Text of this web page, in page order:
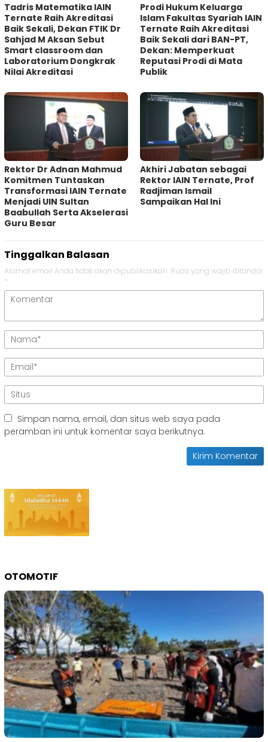
Tadris Matematika IAIN
Ternate Raih Akreditasi
Baik Sekali, Dekan FTIK Dr
Sahjad M Aksan Sebut
Smart classroom dan
Laboratorium Dongkrak
Nilai Akreditasi
Prodi Hukum Keluarga
Islam Fakultas Syariah IAIN
Ternate Raih Akreditasi
Baik Sekali dari BAN-PT,
Dekan: Memperkuat
Reputasi Prodi di Mata
Publik
Rektor Dr Adnan Mahmud
Komitmen Tuntaskan
Transformasi IAIN Ternate
Menjadi UIN Sultan
Baabullah Serta Akselerasi
Guru Besar
Akhiri Jabatan sebagai
Rektor IAIN Ternate, Prof
Radjiman Ismail
Sampaikan Hal Ini
Tinggalkan Balasan
Alamat email Anda tidak akan dipublikasikan. Ruas yang wajib ditandai
*
Simpan nama, email, dan situs web saya pada
peramban ini untuk komentar saya berikutnya.
OTOMOTIF